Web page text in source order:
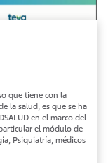
que tiene con la
la salud, es que se ha
en el marco del
el módulo de
Psiquiatría, médicos